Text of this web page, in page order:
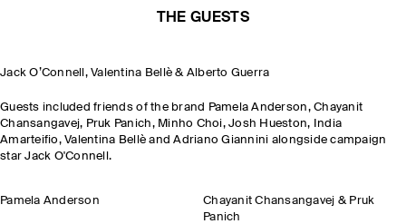
THE GUESTS
Jack O’Connell, Valentina Bellè & Alberto Guerra
Guests included friends of the brand Pamela Anderson, Chayanit
Chansangavej, Pruk Panich, Minho Choi, Josh Hueston, India
Amarteifio, Valentina Bellè and Adriano Giannini alongside campaign
star Jack O'Connell.
Pamela Anderson
Chayanit Chansangavej & Pruk
Panich